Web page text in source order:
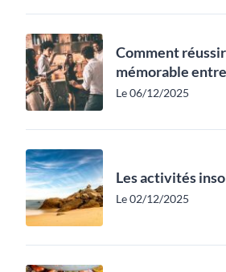
Comment
mémorable entre
Le 06/12/2025
Les activités
Le 02/12/2025